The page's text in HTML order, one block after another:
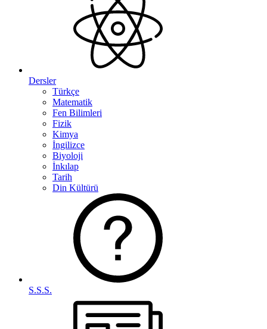
Dersler
Türkçe
Matematik
Fen Bilimleri
Fizik
Kimya
İngilizce
Biyoloji
İnkılap
Tarih
Din Kültürü
S.S.S.